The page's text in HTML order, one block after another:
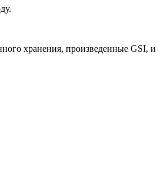
хранения, произведенные GSI, и